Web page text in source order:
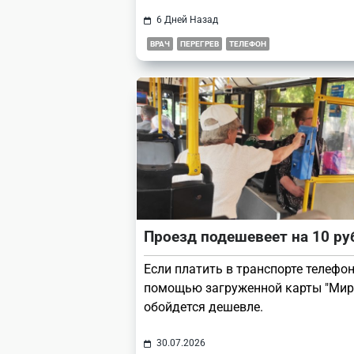
6 Дней Назад
ВРАЧ ПЕРЕГРЕВ ТЕЛЕФОН
Проезд подешевеет на 10
Если платить в транспорте
помощью загруженной карты
обойдется дешевле.
30.07.2026